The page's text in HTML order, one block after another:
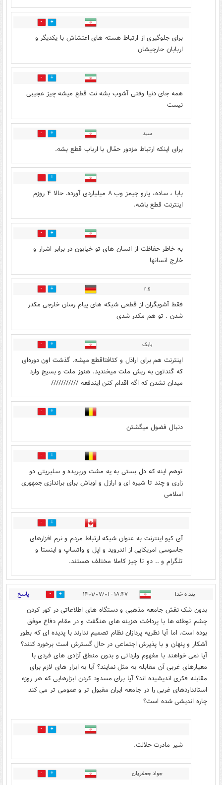
21
برای جلوگیری از ارتباط هسته های اغتشاش با یکدیگر و
اربابان حارجیشان
16
همه جای دنیا وقتی آشوب بشه نت قطع میشه چیز عجیبی
نیست
سید 21
برای اینکه ارتباط مزدور حمّال با ارباب قطع بشه.
5
بابا ، ساده، یارو جیمز وب ۸ میلیاردی آورده. حالا ۴ روزم
اینترنت قطع باشه.
14
به خاطر حفاظت از انسان های تو خیابون در برابر اشرار و
خارج انسانها
r.s
16
فقط آشوبگران از قطعی شبکه های پیام رسان خارجی مکدر
شدن . تو هم مکدر شدی
بابک 13
اینترنت هم برای اراذل و کثافتاقطع میشه. گذشت اون دوره‌ای
که گندتون به ریش ملت میخندید. هنوز ملت و بسیج وارد
میدان نشدن که اگه اقدام کنن ایندفعه ///////////
6
دنبال فضول میگشتن
10
توهم اینه که دل بستی به یه مشت ورپریده و سلبریتی دو
زاری و چند تا شیره ای و ارازل و اوباش برای براندازی جمهوری
اسلامی
0
آی کیو اینترنت به عنوان شبکه ارتباط مردم و نرم افزارهای
جاسوسی امریکایی از اندروید و اپل و واتساپ و اینستا و
تلگرام و .. دو تا چیز کاملا مختلف هستند.
بند ه خدا ۱۸:۴۷ - ۱۴۰۱/۰۷/۰۱ 30 پاسخ
بدون شک نقش جامعه مذهبی و دستگاه های اطلاعاتی در کور کردن
چشم توطئه ها با پرداخت هزینه های هنگفت و در مقام دفاع موفق
بوده است. اما آیا نظریه پردازان نظام تصمیم ندارند با پدیده ای که بطور
آشکار و پنهان و با پذیرش اجتماعی در حال گسترش است برخورد کنند؟
آیا نمی خواهند با مفهوم وارداتی و بدون منطق آزادی های فردی با
معیارهای غربی آن مقابله به مثل نمایند؟ آیا به ابزار های لازم برای
مقابله فکری اندیشیده اند؟ آیا برای مسدود کردن ابزارهایی که هر روزه
استانداردهای غربی را در جامعه ایران مقبول تر و عمومی تر می کند
چاره اندیشی شده است؟
11
شیر مادرت حلالت.
جواد جعفریان 0